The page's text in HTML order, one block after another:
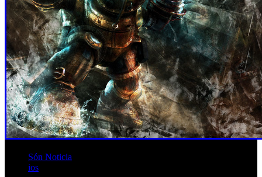
Són Noticia
ios